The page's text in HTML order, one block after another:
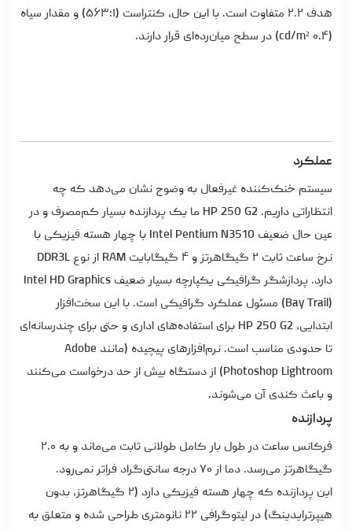
هدف ۲.۲ متفاوت است. با این حال، کنتراست (۵۶۳:۱) و مقدار سیاه
(۰.۴ cd/m²) در سطح میان‌رده‌ای قرار دارند.
عملکرد
سیستم خنک‌کننده غیرفعال به وضوح نشان می‌دهد که چه
انتظاراتی داریم. HP 250 G2 ما یک پردازنده بسیار کم‌مصرف و در
عین حال ضعیف Intel Pentium N3510 با چهار هسته فیزیکی با
نرخ ساعت ثابت ۲ گیگاهرتز و ۴ گیگابایت RAM از نوع DDR3L
دارد. پردازشگر گرافیکی یکپارچه بسیار ضعیف Intel HD Graphics
(Bay Trail) مسئول عملکرد گرافیکی است. با این سخت‌افزار
ابتدایی، HP 250 G2 برای استفاده‌های اداری و حتی برای چندرسانه‌ای
تا حدودی مناسب است. نرم‌افزارهای پیچیده (مانند Adobe
Photoshop Lightroom) از دستگاه بیش از حد درخواست می‌کنند
و باعث کندی آن می‌شوند.
پردازنده
فرکانس ساعت در طول بار کامل طولانی ثابت می‌ماند و به ۲.۰
گیگاهرتز می‌رسد. دما از ۷۰ درجه سانتی‌گراد فراتر نمی‌رود.
این پردازنده که چهار هسته فیزیکی دارد (۲ گیگاهرتز، بدون
هیپرترایدینگ) در لیتوگرافی ۲۲ نانومتری طراحی شده و متعلق به